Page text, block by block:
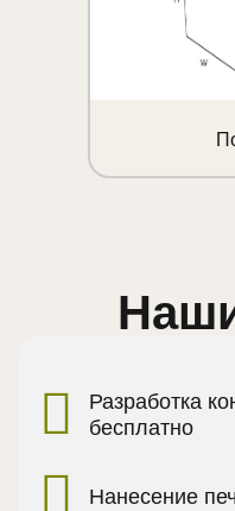
Разработка
бесплатно
Нанесение